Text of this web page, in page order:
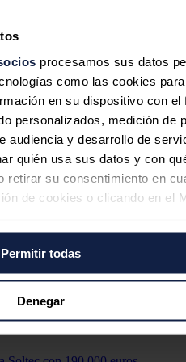
procesamos sus datos
como las cookies para
en su dispositivo con el
personalizados, medición de
audiencia y desarrollo de
quién usa sus datos y con
retirar su consentimiento en
de cookies o clicando en el
sobre su ubicación geográfica
de varios metros
analizándolo activamente
(huellas digitales)
cómo se procesan sus
Permitir todas
Denegar
dicho.
vuelve a beneficios
vez desde
even' en 2026
más hasta junio
precio del petróleo